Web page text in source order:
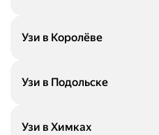
Узи в Королёве
Узи в Подольске
Узи в Химках